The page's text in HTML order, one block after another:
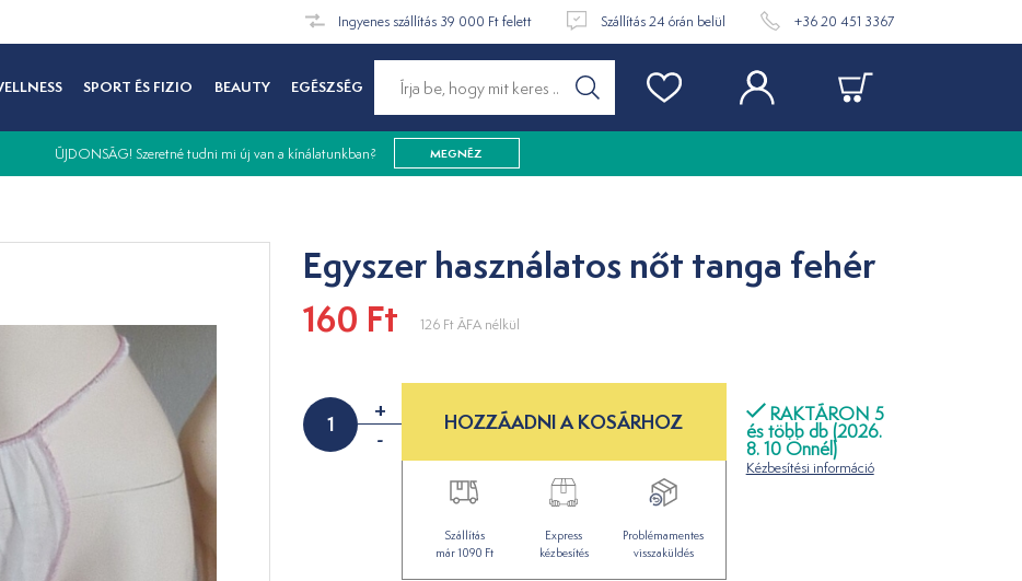
Ingyenes szállítás 39 000 Ft felett Szállítás 24 órán belül +36 20 451 3367
SPORT ÉS FIZIO BEAUTY EGÉSZSÉG
ÚJDONSÁG! Szeretné tudni mi új van a kínálatunkban? MEGNÉZ
Egyszer használatos nőt tanga fehér
160 Ft
126 FtÁFA nélkül
+
-
RAKTÁRON 5
és több db (2026.
8. 10 Önnél)
Kézbesítési információ
HOZZÁADNI A KOSÁRHOZ
Szállítás
már 1090 Ft
Express
kézbesítés
Problémamentes
visszaküldés